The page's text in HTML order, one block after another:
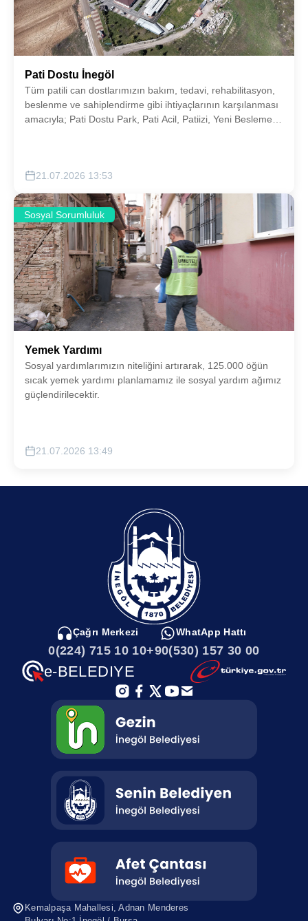
Pati Dostu İnegöl
Tüm patili can dostlarımızın bakım, tedavi, rehabilitasyon,
beslenme ve sahiplendirme gibi ihtiyaçlarının karşılanması
amacıyla; Pati Dostu Park, Pati Acil, Patiizi, Yeni Besleme
21.07.2026 13:53
Sosyal Sorumluluk
Yemek Yardımı
Sosyal yardımlarımızın niteliğini artırarak, 125.000 öğün
sıcak yemek yardımı planlamamız ile sosyal yardım ağımız
güçlendirilecektir.
21.07.2026 13:49
Çağrı Merkezi
0(224) 715 10 10
WhatApp Hattı
+90(530) 157 30 00
e-BELEDIYE
Kemalpaşa Mahallesi, Adnan Menderes